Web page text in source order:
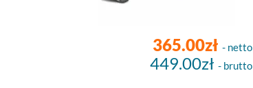
365.00zł - netto
449.00zł - brutto